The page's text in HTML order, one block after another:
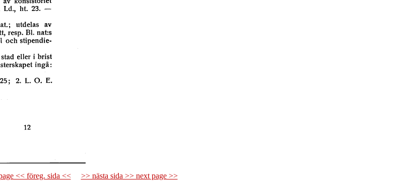
<< föreg. sida << >> nästa sida >> next page >>